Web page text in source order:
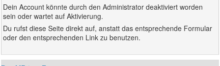
Dein Account könnte durch den Administrator deaktiviert worden
sein oder wartet auf Aktivierung.
Du rufst diese Seite direkt auf, anstatt das entsprechende Formular
oder den entsprechenden Link zu benutzen.